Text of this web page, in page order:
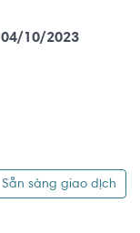
04/10/2023
Sẵn sàng giao dịch